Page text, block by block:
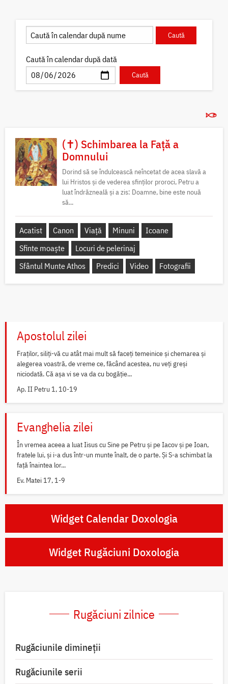
Caută în calendar după dată
(✝) Schimbarea la Față a
Domnului
Dorind să se îndulcească neîncetat de acea slavă a
lui Hristos și de vederea sfinților proroci, Petru a
luat îndrăzneală și a zis: Doamne, bine este nouă
să...
Acatist Canon Viață Minuni
Icoane
Sfinte moaște
Locuri de pelerinaj
Sfântul Munte Athos
Predici Video Fotografii
Apostolul zilei
Fraților, siliți-vă cu atât mai mult să faceți temeinice și chemarea și
alegerea voastră, de vreme ce, făcând acestea, nu veți greși
niciodată. Că așa vi se va da cu bogăție...
Ap. II Petru 1, 10-19
Evanghelia zilei
În vremea aceea a luat Iisus cu Sine pe Petru și pe Iacov și pe Ioan,
fratele lui, și i-a dus într-un munte înalt, de o parte. Și S-a schimbat la
față înaintea lor...
Ev. Matei 17, 1-9
Widget Calendar Doxologia
Widget Rugăciuni Doxologia
Rugăciuni zilnice
Rugăciunile dimineții
Rugăciunile serii